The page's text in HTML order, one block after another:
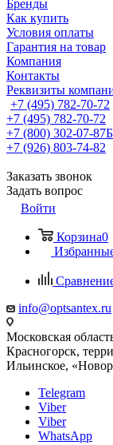
Бренды
Как купить
Условия оплаты
Гарантия на товар
Компания
Контакты
Реквизиты
+7 (495) 782-70-72
+7 (495) 782-70-72
+7 (800) 302-07-87
+7 (926) 803-74-82
Заказать звонок
Задать вопрос
Войти
Корзина0
info@optsantex.ru
Московская
Красногорск,
Ильинское,
Telegram
Viber
Viber
WhatsApp